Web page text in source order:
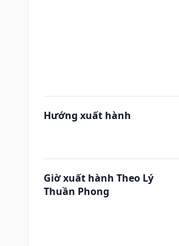
Hướng xuất hành
Giờ xuất hành Theo Lý
Thuần Phong